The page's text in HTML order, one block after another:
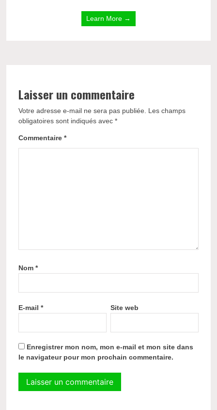
Learn More →
Laisser un commentaire
Votre adresse e-mail ne sera pas publiée.
Les champs
obligatoires sont indiqués avec*
Commentaire*
Nom*
E-mail* Site web
Enregistrer mon nom, mon e-mail et mon site dans
le navigateur pour mon prochain commentaire.